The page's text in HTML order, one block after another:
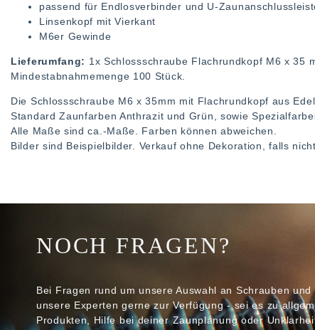
passend für Endlosverbinder und U-
Linsenkopf mit Vierkant
M6er Gewinde
Lieferumfang: 1x Schlossschraube Flachrundkopf M6 x 35
Mindestabnahmemenge 100 Stück.
Die Schlossschraube M6 x 35mm mit Flachrundkopf aus
Standard Zaunfarben Anthrazit und Grün, sowie
Alle Maße sind ca.-Maße. Farben können abweichen.
Bilder sind Beispielbilder. Verkauf ohne Dekoration, falls
NOCH FRAGEN?
Bei Fragen rund um unsere Auswahl an Schrauben
unsere Experten gerne zur Verfügung - sei es zu
Produkten, Hilfe bei deiner Zaunplanung oder